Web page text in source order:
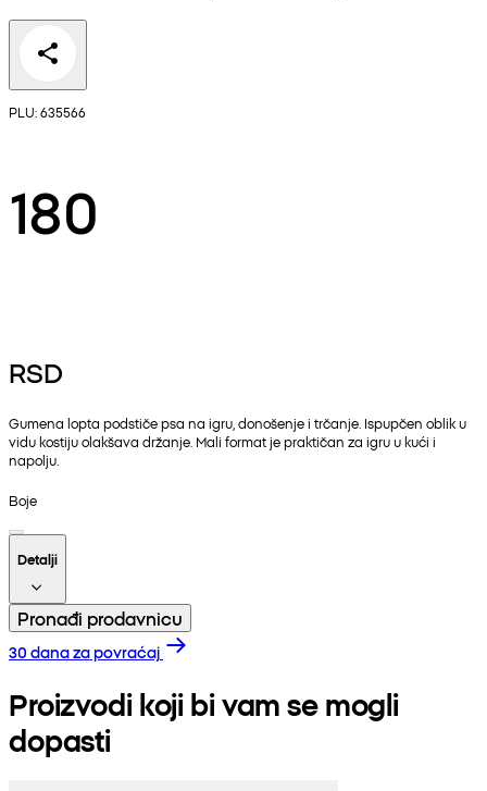
PLU: 635566
180
RSD
Gumena lopta podstiče psa na igru, donošenje i trčanje. Ispupčen oblik u
vidu kostiju olakšava držanje. Mali format je praktičan za igru u kući i
napolju.
Boje
Detalji
Pronađi prodavnicu
30 dana za povraćaj
Proizvodi koji bi vam se mogli
dopasti